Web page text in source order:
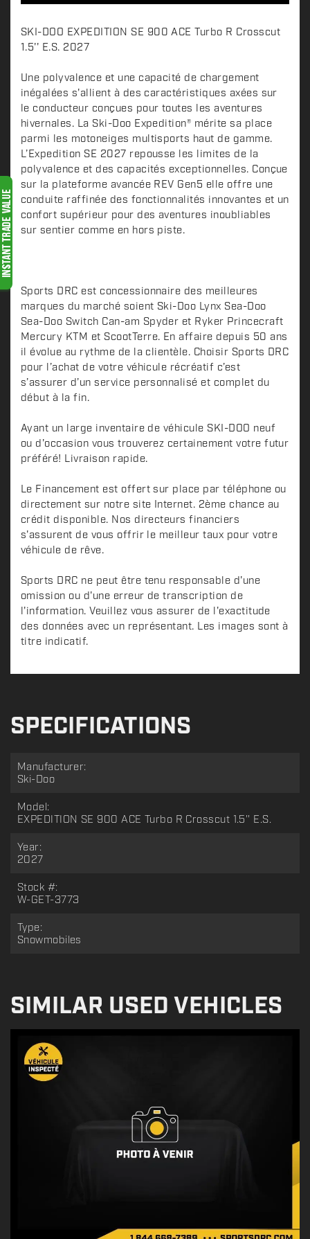
D
e
c
r
i
p
t
i
o
n
SKI-DOO EXPEDITION SE 900 ACE Turbo R Crosscut
1.5'' E.S. 2027
Une polyvalence et une capacité de chargement
inégalées s'allient à des caractéristiques axées sur
le conducteur conçues pour toutes les aventures
hivernales. La Ski-Doo Expedition® mérite sa place
parmi les motoneiges multisports haut de gamme.
L’Expedition SE 2027 repousse les limites de la
polyvalence et des capacités exceptionnelles. Conçue
sur la plateforme avancée REV Gen5 elle offre une
conduite raffinée des fonctionnalités innovantes et un
confort supérieur pour des aventures inoubliables
sur sentier comme en hors piste.
Sports DRC est concessionnaire des meilleures
marques du marché soient Ski-Doo Lynx Sea-Doo
Sea-Doo Switch Can-am Spyder et Ryker Princecraft
Mercury KTM et ScootTerre. En affaire depuis 50 ans
il évolue au rythme de la clientèle. Choisir Sports DRC
pour l’achat de votre véhicule récréatif c’est
s’assurer d’un service personnalisé et complet du
début à la fin.
Ayant un large inventaire de véhicule SKI-DOO neuf
ou d'occasion vous trouverez certainement votre futur
préféré! Livraison rapide.
Le Financement est offert sur place par téléphone ou
directement sur notre site Internet. 2ème chance au
crédit disponible. Nos directeurs financiers
s'assurent de vous offrir le meilleur taux pour votre
véhicule de rêve.
Sports DRC ne peut être tenu responsable d'une
omission ou d'une erreur de transcription de
l'information. Veuillez vous assurer de l'exactitude
des données avec un représentant. Les images sont à
titre indicatif.
SPECIFICATIONS
Manufacturer:
Ski-Doo
Model:
EXPEDITION SE 900 ACE Turbo R Crosscut 1.5'' E.S.
Year:
2027
Stock #:
W-GET-3773
Type:
Snowmobiles
SIMILAR USED VEHICLES